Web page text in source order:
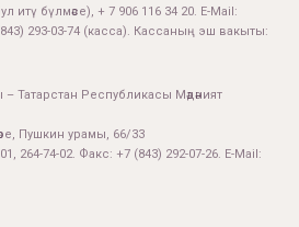
итү бүлмәсе), + 7 906 116 34 20. E-Mail:
293-03-74 (касса). Кассаның эш вакыты:
– Татарстан Республикасы Мәдәният
Пушкин урамы, 66/33
264-74-02. Факс: +7 (843) 292-07-26. E-Mail: